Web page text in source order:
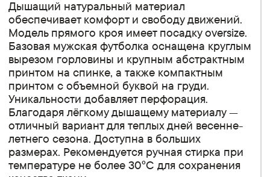
Дышащий натуральный материал
обеспечивает комфорт и свободу движений.
Модель прямого кроя имеет посадку oversize.
Базовая мужская футболка оснащена круглым
вырезом горловины и крупным абстрактным
принтом на спинке, а также компактным
принтом с объемной буквой на груди.
Уникальности добавляет перфорация.
Благодаря лёгкому дышащему материалу —
отличный вариант для теплых дней весенне-
летнего сезона. Доступна в больших
размерах. Рекомендуется ручная стирка при
температуре не более 30°C для сохранения